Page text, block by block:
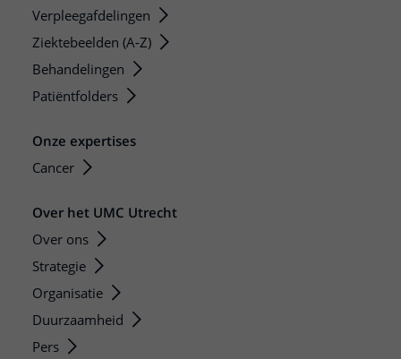
Verpleegafdelingen
Ziektebeelden (A-Z)
Behandelingen
Patiëntfolders
Onze expertises
Cancer
Over het UMC Utrecht
Over ons
Strategie
Organisatie
Duurzaamheid
Pers